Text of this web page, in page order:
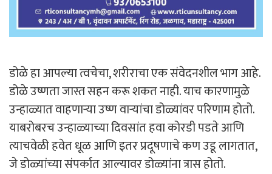
डोळे हा आपल्या त्वचेचा, शरीराचा एक संवेदनशील भाग आहे.
डोळे उष्णता जास्त सहन करू शकत नाही. याच कारणामुळे
उन्हाळ्यात वाहणाऱ्या उष्ण वाऱ्यांचा डोळ्यांवर परिणाम होतो.
याबरोबरच उन्हाळ्याच्या दिवसांत हवा कोरडी पडते आणि
त्याचवेळी हवेत धूळ आणि इतर प्रदूषणाचे कण उडू लागतात,
जे डोळ्यांच्या संपर्कात आल्यावर डोळ्यांना त्रास होतो.